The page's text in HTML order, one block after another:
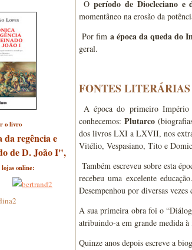
o livro
regência e
de D. João I",
lojas online:
O período de Diocleciano e
momentâneo na erosão da
Por fim a época da queda do
geral.
FONTES
A época do primeiro Império
conhecemos:Plutarco
dos livros LXI a LXVII, nos
Vitélio, Vespasiano, Tito e
Também escreveu sobre esta
recebeu uma excelente
Desempenhou por diversas
A sua primeira obra foi o
atribuindo-a em grande medida
Quinze anos depois escreve a